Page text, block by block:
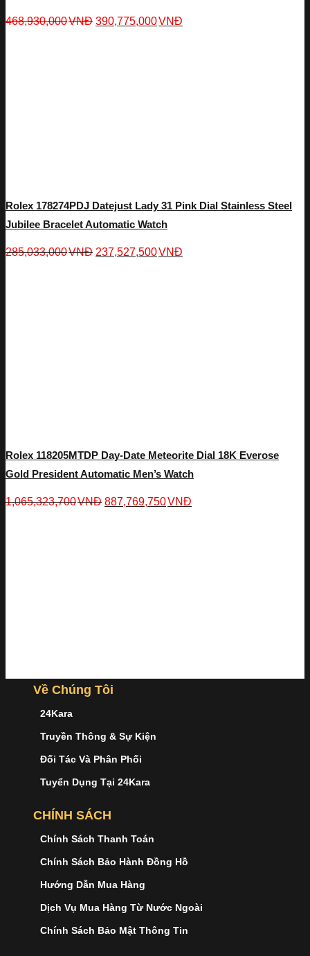
468,930,000VNĐ 390,775,000VNĐ
Rolex 178274PDJ Datejust Lady 31 Pink Dial Stainless Steel
Jubilee Bracelet Automatic Watch
285,033,000VNĐ 237,527,500VNĐ
Rolex 118205MTDP Day-Date Meteorite Dial 18K Everose
Gold President Automatic Men’s Watch
1,065,323,700VNĐ 887,769,750VNĐ
Về Chúng Tôi
24Kara
Truyền Thông & Sự Kiện
Đối Tác Và Phân Phối
Tuyển Dụng Tại 24Kara
CHÍNH SÁCH
Chính Sách Thanh Toán
Chính Sách Bảo Hành Đồng Hồ
Hướng Dẫn Mua Hàng
Dịch Vụ Mua Hàng Từ Nước Ngoài
Chính Sách Bảo Mật Thông Tin